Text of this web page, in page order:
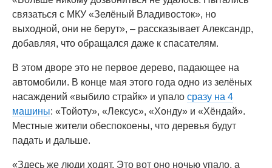
связаться с МКУ «Зелёный Владивосток», но
выходной, они не берут», – рассказывает Александр,
добавляя, что обращался даже к спасателям.
В этом дворе это не первое дерево, падающее на
автомобили. В конце мая этого года одно из зелёных
насаждений «выбило страйк» и упало сразу на 4
машины: «Тойоту», «Лексус», «Хонду» и «Хёндай».
Местные жители обеспокоены, что деревья будут
падать и дальше.
«Здесь же люди ходят. Это вот оно ночью упало, а